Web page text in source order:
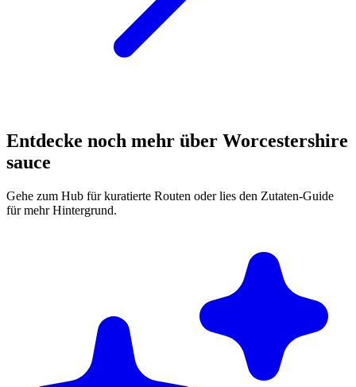
Entdecke noch mehr über Worcestershire
sauce
Gehe zum Hub für kuratierte Routen oder lies den Zutaten-Guide
für mehr Hintergrund.